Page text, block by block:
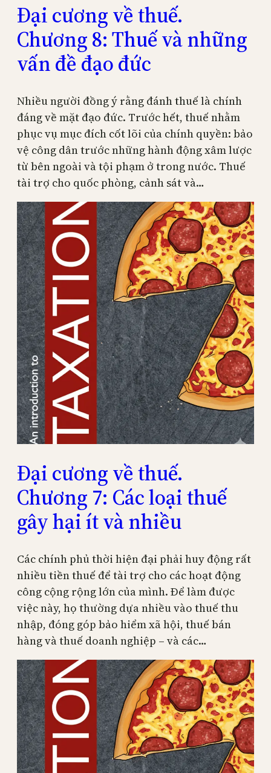
Đại cương về thuế.
Chương 8: Thuế và những
vấn đề đạo đức
Nhiều người đồng ý rằng đánh thuế là chính
đáng về mặt đạo đức. Trước hết, thuế nhằm
phục vụ mục đích cốt lõi của chính quyền: bảo
vệ công dân trước những hành động xâm lược
từ bên ngoài và tội phạm ở trong nước. Thuế
tài trợ cho quốc phòng, cảnh sát và…
Đại cương về thuế.
Chương 7: Các loại thuế
gây hại ít và nhiều
Các chính phủ thời hiện đại phải huy động rất
nhiều tiền thuế để tài trợ cho các hoạt động
công cộng rộng lớn của mình. Để làm được
việc này, họ thường dựa nhiều vào thuế thu
nhập, đóng góp bảo hiểm xã hội, thuế bán
hàng và thuế doanh nghiệp – và các…